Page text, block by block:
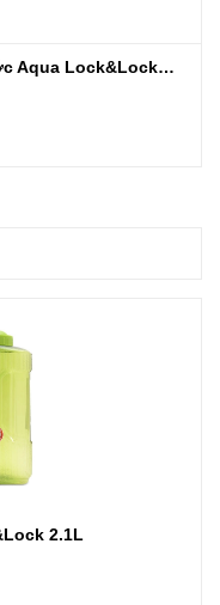
Bình nhựa đựng nước Aqua Lock&Lock 2.1L
2.1L